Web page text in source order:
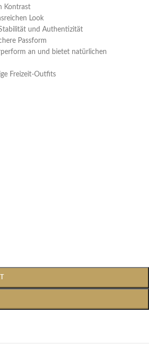
Kontrast
Look
und Authentizität
Passform
an und bietet natürlichen
Freizeit-Outfits